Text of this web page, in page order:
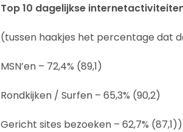
Top 10 dagelijkse
(tussen haakjes het percentage dat
MSN’en – 72,4% (89,1)
Rondkijken / Surfen – 65,3% (90,2)
Gericht sites bezoeken – 62,7% (87,1))